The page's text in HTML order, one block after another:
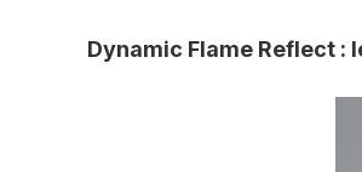
Dynamic Flame Reflect :